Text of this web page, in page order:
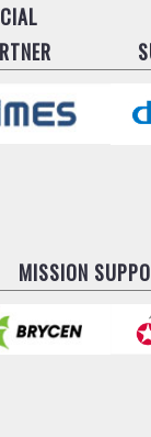
MISSION